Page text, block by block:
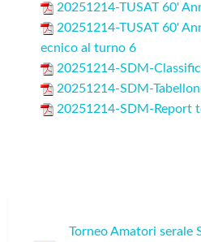
20251214-TUSAT 60'
20251214-TUSAT 60'
ecnico al turno 6
20251214-SDM-
20251214-SDM-
20251214-SDM-Report
Navigazione
Torneo Amatori serale